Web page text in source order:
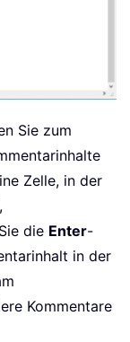
Sie zum
Zelle, in der
die Enter-
in der
Kommentare